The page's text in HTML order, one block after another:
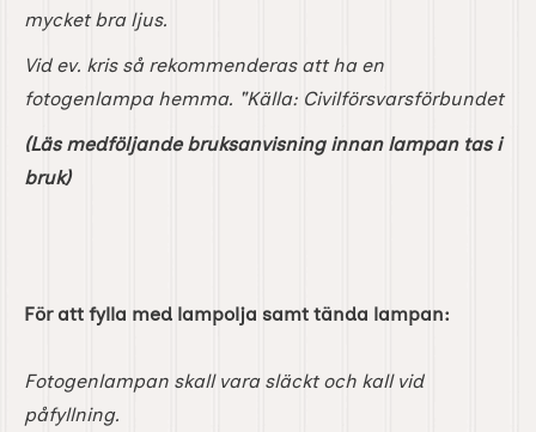
mycket bra ljus.
Vid ev. kris så rekommenderas att ha en
fotogenlampa hemma. "Källa: Civilförsvarsförbundet
(Läs medföljande bruksanvisning innan lampan tas i
bruk)
För att fylla med lampolja samt tända lampan:
Fotogenlampan skall vara släckt och kall vid
påfyllning.